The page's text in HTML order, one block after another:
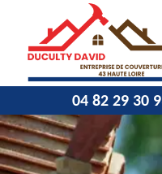
04 82 29 30